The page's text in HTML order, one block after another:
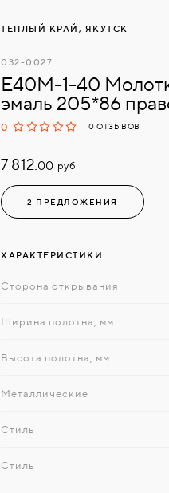
ТЕПЛЫЙ КРАЙ, ЯКУТСК
032-0027
Е40М-1-40
эмаль 205*86
0 0 ОТЗЫВОВ
7 812.00 руб
2 ПРЕДЛОЖЕНИЯ
ХАРАКТЕРИСТИКИ
Сторона открывания
Ширина полотна, мм
Высота полотна, мм
Металлические
Стиль
Стиль